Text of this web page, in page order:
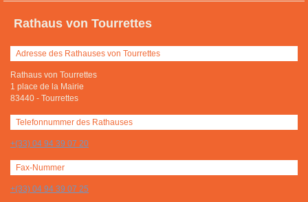
Rathaus von Tourrettes
Adresse des Rathauses von Tourrettes
Rathaus von Tourrettes
1 place de la Mairie
83440 - Tourrettes
Telefonnummer des Rathauses
+(33) 04 94 39 07 20
Fax-Nummer
+(33) 04 94 39 07 25